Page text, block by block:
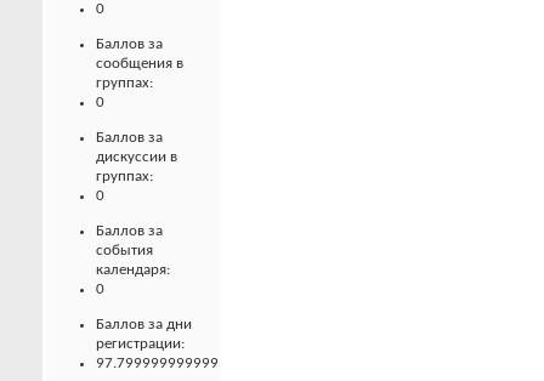
0
Баллов за
сообщения в
группах:
0
Баллов за
дискуссии в
группах:
0
Баллов за
события
календаря:
0
Баллов за дни
регистрации:
97.799999999999